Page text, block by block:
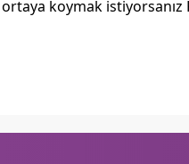
ortaya koymak